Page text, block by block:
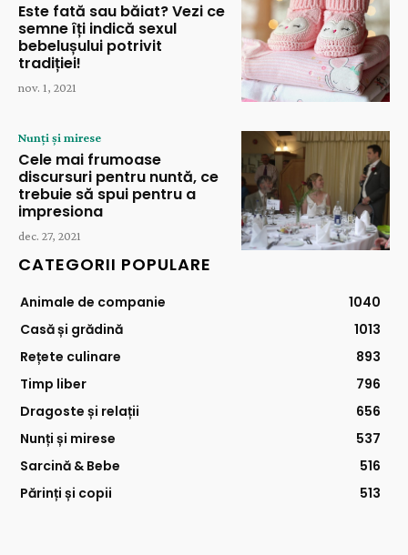
Este fată sau băiat? Vezi ce
semne îți indică sexul
bebelușului potrivit
tradiției!
nov. 1, 2021
Nunți și mirese
Cele mai frumoase
discursuri pentru nuntă, ce
trebuie să spui pentru a
impresiona
dec. 27, 2021
CATEGORII POPULARE
Animale de companie
1040
Casă și grădină
1013
Rețete culinare
893
Timp liber
796
Dragoste și relații
656
Nunți și mirese
537
Sarcină & Bebe
516
Părinți și copii
513